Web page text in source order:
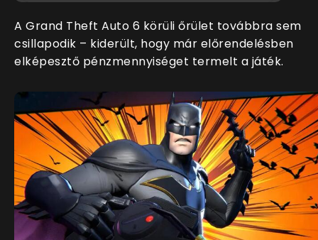
A Grand Theft Auto 6 körüli őrület továbbra sem
csillapodik – kiderült, hogy már előrendelésben
elképesztő pénzmennyiséget termelt a játék.